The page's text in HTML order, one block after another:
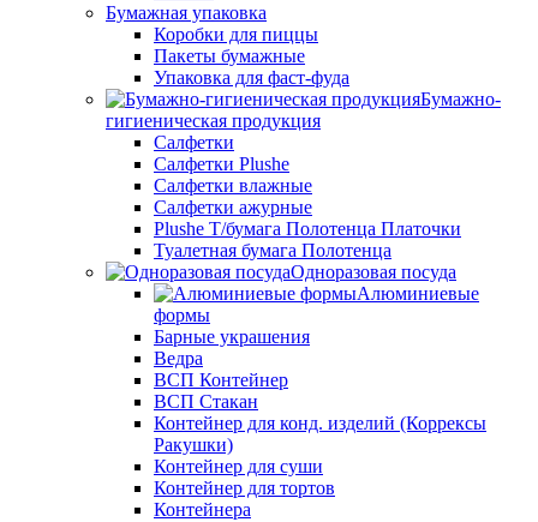
Бумажная упаковка
Коробки для пиццы
Пакеты бумажные
Упаковка для фаст-фуда
Бумажно-
гигиеническая продукция
Салфетки
Салфетки Plushe
Салфетки влажные
Салфетки ажурные
Plushe Т/бумага Полотенца Платочки
Туалетная бумага Полотенца
Одноразовая посуда
Алюминиевые
формы
Барные украшения
Ведра
ВСП Контейнер
ВСП Стакан
Контейнер для конд. изделий (Коррексы
Ракушки)
Контейнер для суши
Контейнер для тортов
Контейнера